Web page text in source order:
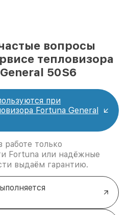
вопросы
тепловизора
50S6
при
Fortuna General
работе только
Fortuna или надёжные
выдаём гарантию.